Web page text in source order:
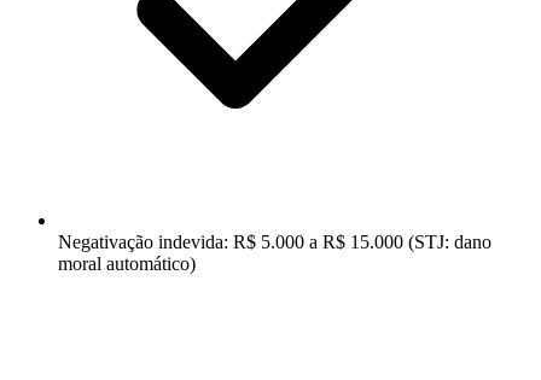
Negativação indevida: R$ 5.000 a R$ 15.000 (STJ: dano
moral automático)